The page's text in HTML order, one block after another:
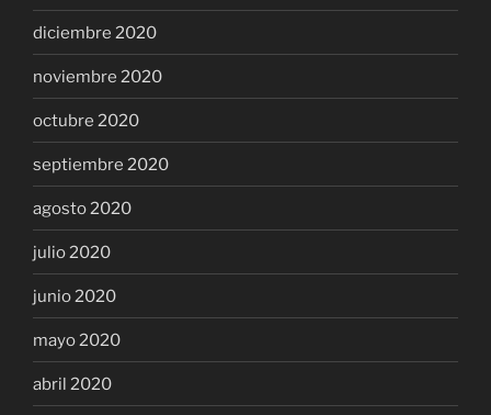
diciembre 2020
noviembre 2020
octubre 2020
septiembre 2020
agosto 2020
julio 2020
junio 2020
mayo 2020
abril 2020